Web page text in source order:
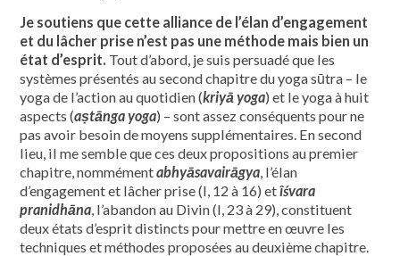
Je soutiens que cette alliance de l’élan d’engagement
et du lâcher prise n’est pas une méthode mais bien un
état d’esprit. Tout d’abord, je suis persuadé que les
systèmes présentés au second chapitre du yoga sūtra – le
yoga de l’action au quotidien (kriyā yoga) et le yoga à huit
aspects (aṣtānga yoga) – sont assez conséquents pour ne
pas avoir besoin de moyens supplémentaires. En second
lieu, il me semble que ces deux propositions au premier
chapitre, nommémentabhyāsavairāgya , l’élan
d’engagement et lâcher prise (I, 12 à 16) etîśvara
pranidhāna , l’abandon au Divin (I, 23 à 29), constituent
deux états d’esprit distincts pour mettre en œuvre les
techniques et méthodes proposées au deuxième chapitre.